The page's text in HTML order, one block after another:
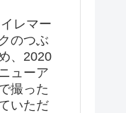
レマー
のつぶ
、2020
ューア
撮った
いただ